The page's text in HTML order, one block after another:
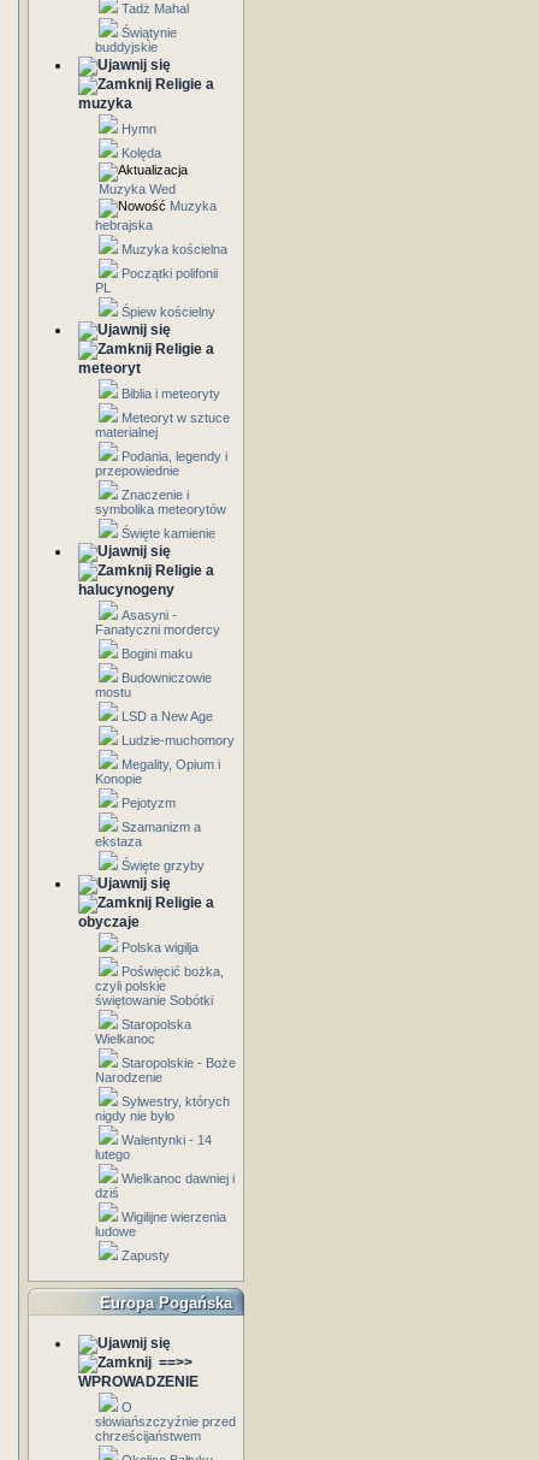
Tadż Mahal
Świątynie
buddyjskie
Religie a
muzyka
Hymn
Kolęda
Muzyka Wed
Muzyka
hebrajska
Muzyka kościelna
Początki polifonii
PL
Śpiew kościelny
Religie a
meteoryt
Biblia i meteoryty
Meteoryt w sztuce
materialnej
Podania, legendy i
przepowiednie
Znaczenie i
symbolika meteorytów
Święte kamienie
Religie a
halucynogeny
Asasyni -
Fanatyczni mordercy
Bogini maku
Budowniczowie
mostu
LSD a New Age
Ludzie-muchomory
Megality, Opium i
Konopie
Pejotyzm
Szamanizm a
ekstaza
Święte grzyby
Religie a
obyczaje
Polska wigilja
Poświęcić bożka,
czyli polskie
świętowanie Sobótki
Staropolska
Wielkanoc
Staropolskie - Boże
Narodzenie
Sylwestry, których
nigdy nie było
Walentynki - 14
lutego
Wielkanoc dawniej i
dziś
Wigilijne wierzenia
ludowe
Zapusty
Europa Pogańska
==>>
WPROWADZENIE
O
słowiańszczyźnie przed
chrześcijaństwem